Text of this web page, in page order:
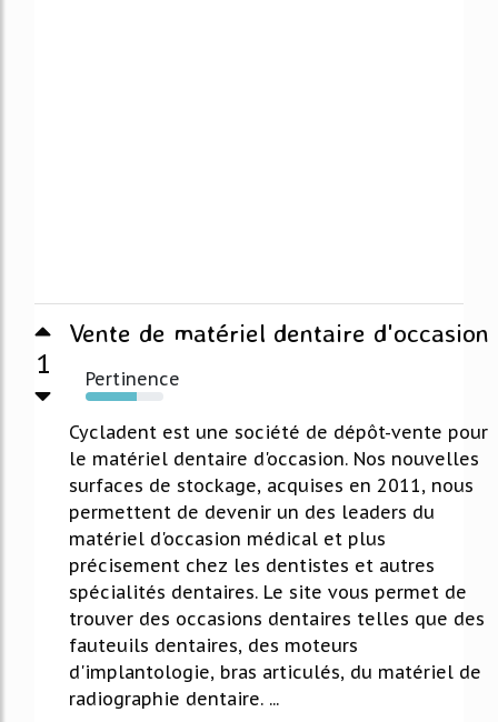
1
Vente de matériel dentaire d'occasion
Pertinence
66%
Cycladent est une société de dépôt-vente pour
le matériel dentaire d'occasion. Nos nouvelles
surfaces de stockage, acquises en 2011, nous
permettent de devenir un des leaders du
matériel d'occasion médical et plus
précisement chez les dentistes et autres
spécialités dentaires. Le site vous permet de
trouver des occasions dentaires telles que des
fauteuils dentaires, des moteurs
d'implantologie, bras articulés, du matériel de
radiographie dentaire. ...